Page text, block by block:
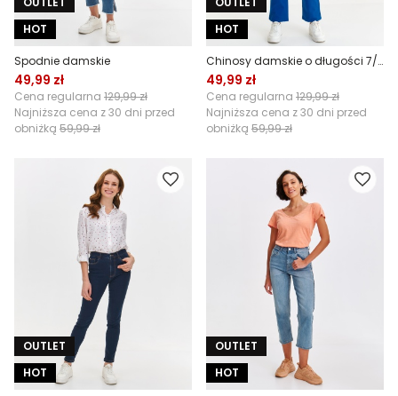
HOT
Spodnie damskie
49,99 zł
Cena regularna 129,99 zł
Najniższa cena z 30 dni przed
obniżką 59,99 zł
HOT
Chinosy damskie o długości 7/8
49,99 zł
Cena regularna 129,99 zł
Najniższa cena z 30 dni przed
obniżką 59,99 zł
OUTLET
HOT
OUTLET
HOT